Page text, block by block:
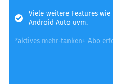
Viele weitere Features
Android Auto uvm.
*aktives mehr-tanken+ Abo